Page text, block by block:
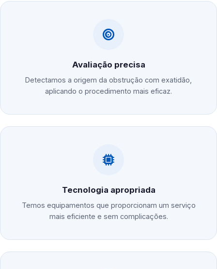
Avaliação precisa
Detectamos a origem da obstrução com exatidão,
aplicando o procedimento mais eficaz.
Tecnologia apropriada
Temos equipamentos que proporcionam um serviço
mais eficiente e sem complicações.